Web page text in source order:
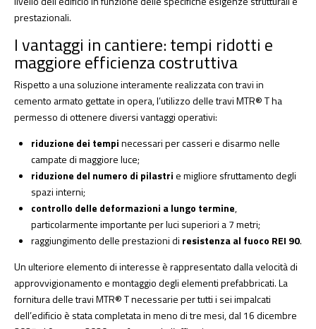
prestazionali.
I vantaggi in cantiere: tempi ridotti e
maggiore efficienza costruttiva
Rispetto a una soluzione interamente realizzata con travi in
cemento armato gettate in opera, l’utilizzo delle travi MTR® T ha
permesso di ottenere diversi vantaggi operativi:
riduzione dei tempinecessari per casseri e disarmo nelle
campate di maggiore luce;
riduzione del numero di pilastrie migliore sfruttamento degli
spazi interni;
controllo delle deformazioni a lungo termine,
particolarmente importante per luci superiori a 7 metri;
raggiungimento delle prestazioni di resistenza al fuoco REI 90.
Un ulteriore elemento di interesse è rappresentato dalla velocità di
approvvigionamento e montaggio degli elementi prefabbricati. La
fornitura delle travi MTR® T necessarie per tutti i sei impalcati
dell’edificio è stata completata in meno di tre mesi, dal 16 dicembre